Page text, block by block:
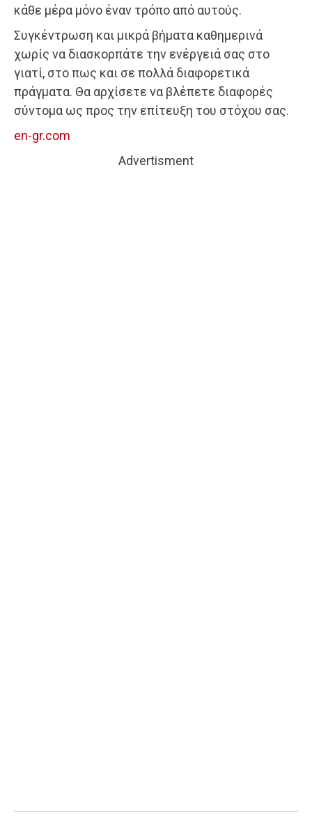
κάθε μέρα μόνο έναν τρόπο από αυτούς.
Συγκέντρωση και μικρά βήματα καθημερινά
χωρίς να διασκορπάτε την ενέργειά σας στο
γιατί, στο πως και σε πολλά διαφορετικά
πράγματα. Θα αρχίσετε να βλέπετε διαφορές
σύντομα ως προς την επίτευξη του στόχου σας.
en-gr.com
Advertisment